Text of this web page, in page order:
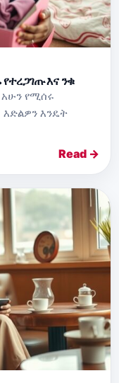
እና ንቁ
የሚሰሩ
እንዴት
Read →